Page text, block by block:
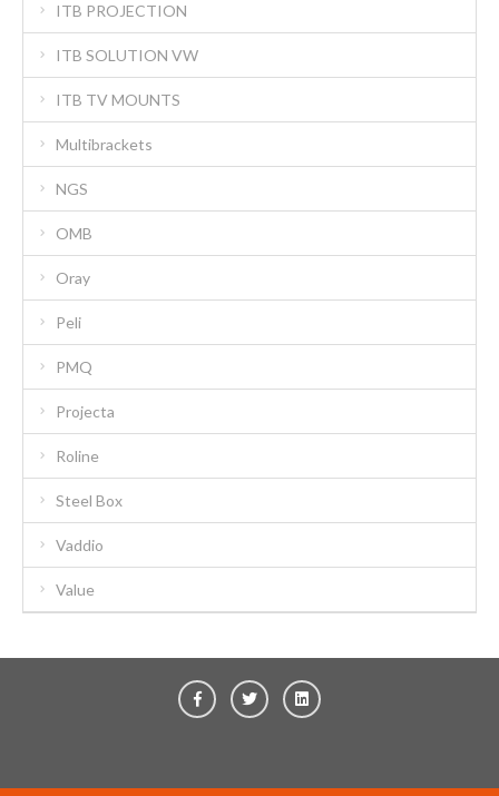
ITB PROJECTION
ITB SOLUTION VW
ITB TV MOUNTS
Multibrackets
NGS
OMB
Oray
Peli
PMQ
Projecta
Roline
Steel Box
Vaddio
Value